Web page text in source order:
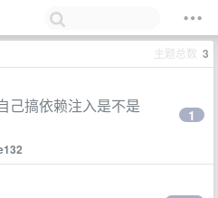
主题总数 3
己搞依赖注入是不是
1